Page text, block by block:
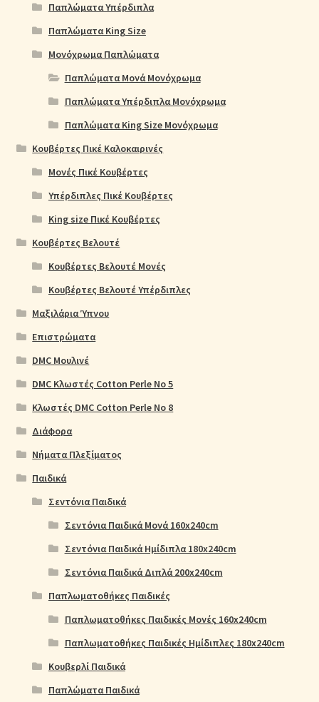
Παπλώματα Υπέρδιπλα
Παπλώματα King Size
Μονόχρωμα Παπλώματα
Παπλώματα Μονά Μονόχρωμα
Παπλώματα Υπέρδιπλα Μονόχρωμα
Παπλώματα King Size Μονόχρωμα
Κουβέρτες Πικέ Καλοκαιρινές
Μονές Πικέ Κουβέρτες
Υπέρδιπλες Πικέ Κουβέρτες
King size Πικέ Κουβέρτες
Κουβέρτες Βελουτέ
Κουβέρτες Βελουτέ Μονές
Κουβέρτες Βελουτέ Υπέρδιπλες
Μαξιλάρια Ύπνου
Επιστρώματα
DMC Μουλινέ
DMC Κλωστές Cotton Perle No 5
Κλωστές DMC Cotton Perle No 8
Διάφορα
Νήματα Πλεξίματος
Παιδικά
Σεντόνια Παιδικά
Σεντόνια Παιδικά Μονά 160x240cm
Σεντόνια Παιδικά Ημίδιπλα 180x240cm
Σεντόνια Παιδικά Διπλά 200x240cm
Παπλωματοθήκες Παιδικές
Παπλωματοθήκες Παιδικές Μονές 160x240cm
Παπλωματοθήκες Παιδικές Ημίδιπλες 180x240cm
Κουβερλί Παιδικά
Παπλώματα Παιδικά